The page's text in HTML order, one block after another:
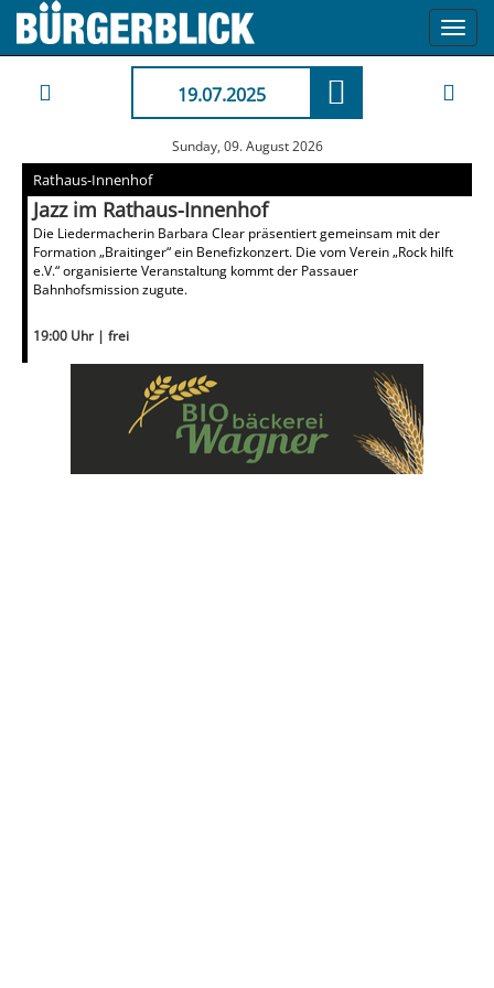
19.07.2025
Sunday, 09. August 2026
Rathaus-Innenhof
Jazz im Rathaus-Innenhof
Die Liedermacherin Barbara Clear präsentiert gemeinsam mit der
Formation „Braitinger“ ein Benefizkonzert. Die vom Verein „Rock hilft
e.V.“ organisierte Veranstaltung kommt der Passauer
Bahnhofsmission zugute.
19:00 Uhr | frei